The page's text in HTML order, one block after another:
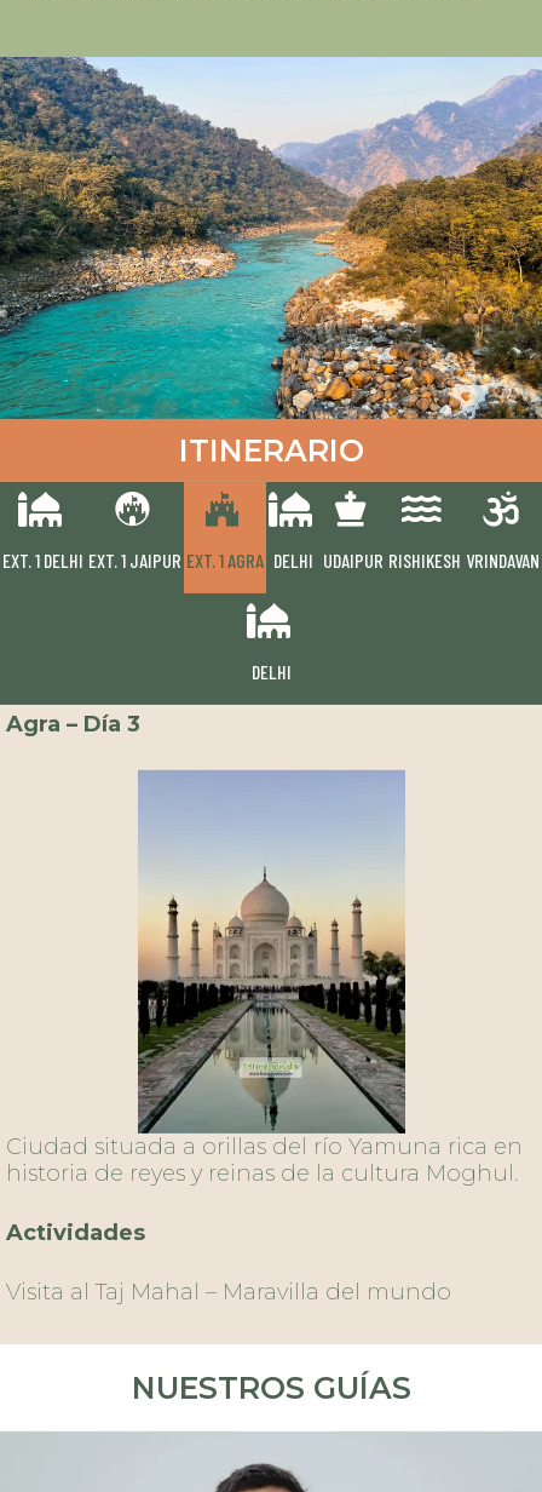
ITINERARIO
EXT. 1 DELHI EXT. 1 JAIPUR EXT. 1 AGRA DELHI UDAIPUR RISHIKESH VRINDAVAN
DELHI
Delhi – Día 1
Inicia nuestro Peregrinaje en esta ciudad
milenaria, la cuál manifiesta un permanente e
interesante contraste.
Su historia, los monumentos que la rodean, los
templos de diferentes tradiciones, sus bazares,
gente y el característico bullicio de sus calles
su inmersión mística, espiritual y cultural por
Actividad ceremonia de apertura del